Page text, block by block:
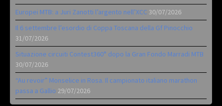
Europei MTB: a Juri Zanotti l’argento nell’XCC 30/07/2026
Il 6 settembre l’esordio di Coppa Toscana della Gf Pinocchio
31/07/2026
Situazione circuiti Contest360° dopo la Gran Fondo Marradi MTB
30/07/2026
“Au revoir” Monselice in Rosa. Il campionato italiano marathon
passa a Gallio 29/07/2026